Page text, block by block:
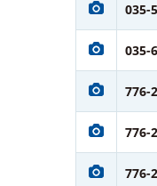
035-
035-
776-
776-
776-